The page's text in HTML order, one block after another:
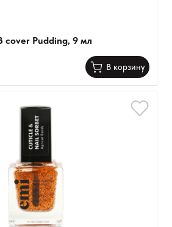
cover Pudding, 9 мл
В корзину